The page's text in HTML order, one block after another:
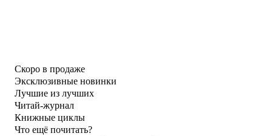
Скоро в продаже
Эксклюзивные новинки
Лучшие из лучших
Читай-журнал
Книжные циклы
Что ещё почитать?